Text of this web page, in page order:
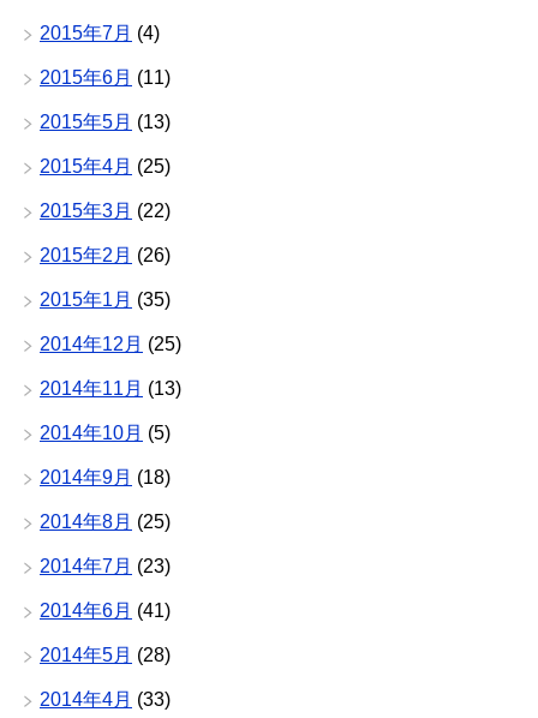
2015年7月 (4)
2015年6月 (11)
2015年5月 (13)
2015年4月 (25)
2015年3月 (22)
2015年2月 (26)
2015年1月 (35)
2014年12月 (25)
2014年11月 (13)
2014年10月 (5)
2014年9月 (18)
2014年8月 (25)
2014年7月 (23)
2014年6月 (41)
2014年5月 (28)
2014年4月 (33)